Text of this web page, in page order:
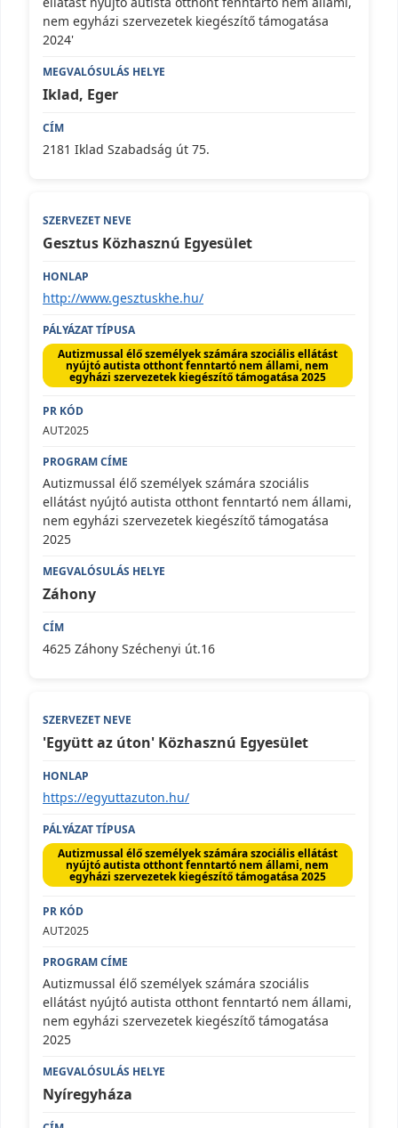
nem egyházi szervezetek kiegészítő támogatása
2024'
Iklad, Eger
2181 Iklad Szabadság út 75.
Gesztus Közhasznú Egyesület
http://www.gesztuskhe.hu/
Autizmussal élő személyek számára szociális ellátást
nyújtó autista otthont fenntartó nem állami, nem
egyházi szervezetek kiegészítő támogatása 2025
AUT2025
Autizmussal élő személyek számára szociális
ellátást nyújtó autista otthont fenntartó nem állami,
nem egyházi szervezetek kiegészítő támogatása
2025
Záhony
4625 Záhony Széchenyi út.16
'Együtt az úton' Közhasznú Egyesület
https://egyuttazuton.hu/
Autizmussal élő személyek számára szociális ellátást
nyújtó autista otthont fenntartó nem állami, nem
egyházi szervezetek kiegészítő támogatása 2025
AUT2025
Autizmussal élő személyek számára szociális
ellátást nyújtó autista otthont fenntartó nem állami,
nem egyházi szervezetek kiegészítő támogatása
2025
Nyíregyháza